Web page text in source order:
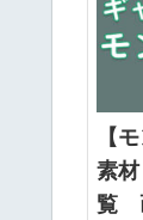
【
素
覧